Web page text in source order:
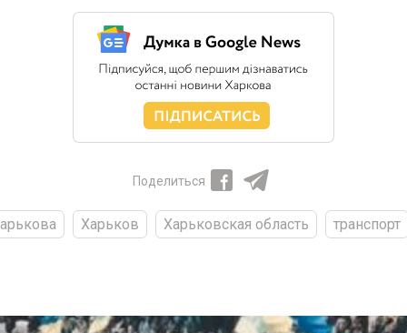
Поделиться
Харьков Харьковская область транспорт